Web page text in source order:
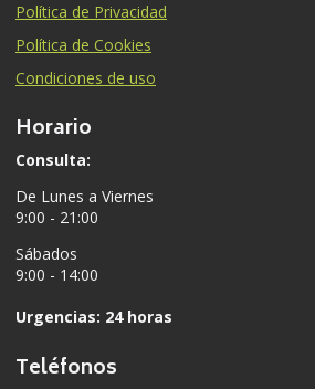
Política de Privacidad
Política de Cookies
Condiciones de uso
Horario
Consulta:
De Lunes a Viernes
9:00 - 21:00
Sábados
9:00 - 14:00
Urgencias: 24 horas
Teléfonos